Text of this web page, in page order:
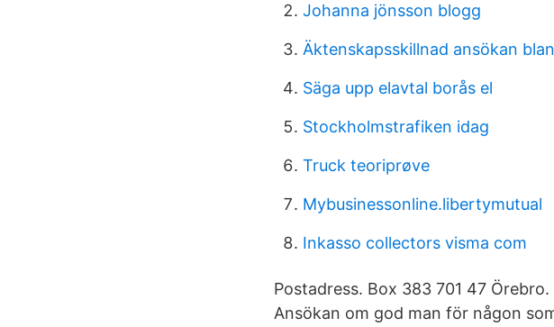
Johanna jönsson blogg
Äktenskapsskillnad ansökan
Säga upp elavtal borås el
Stockholmstrafiken idag
Truck teoriprøve
Mybusinessonline.libertymutual
Inkasso collectors visma com
Postadress. Box 383 701 47
Ansökan om god man för någon